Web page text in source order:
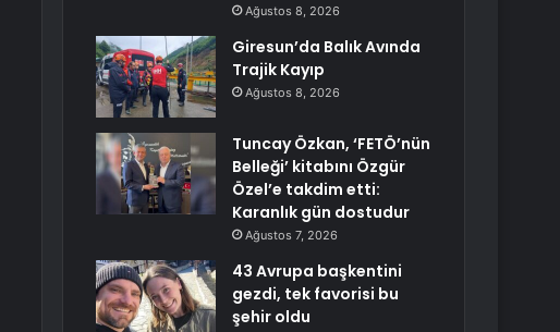
Ağustos 8, 2026
Giresun’da Balık Avında
Trajik Kayıp
Ağustos 8, 2026
Tuncay Özkan, ‘FETÖ’nün
Belleği’ kitabını Özgür
Özel’e takdim etti:
Karanlık gün dostudur
Ağustos 7, 2026
43 Avrupa başkentini
gezdi, tek favorisi bu
şehir oldu